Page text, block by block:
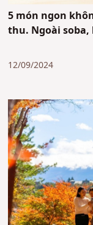
5 món ngon
thu. Ngoài soba,
12/09/2024